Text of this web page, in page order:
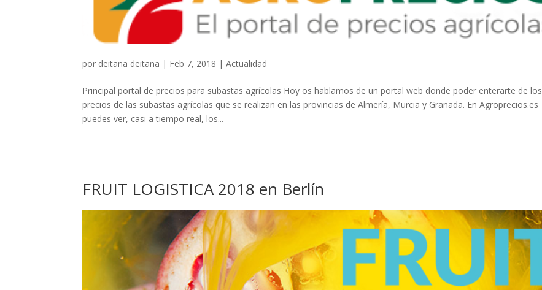
por deitana deitana | Feb 7, 2018 |Actualidad
Principal portal de precios para subastas agrícolas Hoy os hablamos de un portal web donde poder enterarte de los
precios de las subastas agrícolas que se realizan en las provincias de Almería, Murcia y Granada. En Agroprecios.es
puedes ver, casi a tiempo real, los...
FRUIT LOGISTICA 2018 en Berlín